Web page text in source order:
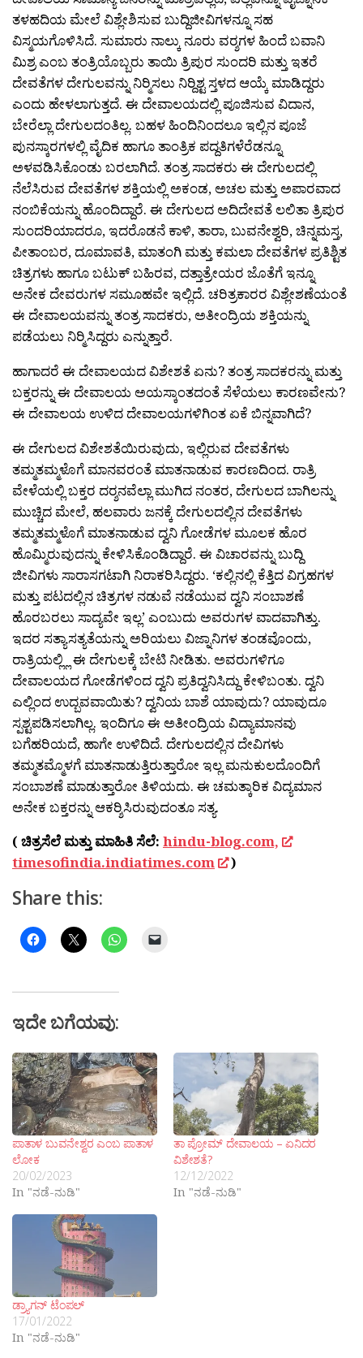
ತಳಹದಿಯ ಮೇಲೆ ವಿಶ್ಲೇಶಿಸುವ ಬುದ್ದಿಜೀವಿಗಳನ್ನೂ ಸಹ
ವಿಸ್ಮಯಗೊಳಿಸಿದೆ. ಸುಮಾರು ನಾಲ್ಕು ನೂರು ವರ‍್ಶಗಳ ಹಿಂದೆ ಬವಾನಿ
ಮಿಶ್ರ ಎಂಬ ತಂತ್ರಿಯೊಬ್ಬರು ತಾಯಿ ತ್ರಿಪುರ ಸುಂದರಿ ಮತ್ತು ಇತರೆ
ದೇವತೆಗಳ ದೇಗುಲವನ್ನು ನಿರ‍್ಮಿಸಲು ನಿರ‍್ದಿಶ್ಟ ಸ್ತಳದ ಆಯ್ಕೆ ಮಾಡಿದ್ದರು
ಎಂದು ಹೇಳಲಾಗುತ್ತದೆ. ಈ ದೇವಾಲಯದಲ್ಲಿ ಪೂಜಿಸುವ ವಿದಾನ,
ಬೇರೆಲ್ಲಾ ದೇಗುಲದಂತಿಲ್ಲ. ಬಹಳ ಹಿಂದಿನಿಂದಲೂ ಇಲ್ಲಿನ ಪೂಜೆ
ಪುನಸ್ಕಾರಗಳಲ್ಲಿ ವೈದಿಕ ಹಾಗೂ ತಾಂತ್ರಿಕ ಪದ್ದತಿಗಳೆರೆಡನ್ನೂ
ಅಳವಡಿಸಿಕೊಂಡು ಬರಲಾಗಿದೆ. ತಂತ್ರ ಸಾದಕರು ಈ ದೇಗುಲದಲ್ಲಿ
ನೆಲೆಸಿರುವ ದೇವತೆಗಳ ಶಕ್ತಿಯಲ್ಲಿ ಅಕಂಡ, ಅಚಲ ಮತ್ತು ಅಪಾರವಾದ
ನಂಬಿಕೆಯನ್ನು ಹೊಂದಿದ್ದಾರೆ. ಈ ದೇಗುಲದ ಅದಿದೇವತೆ ಲಲಿತಾ ತ್ರಿಪುರ
ಸುಂದರಿಯಾದರೂ, ಇದರೊಡನೆ ಕಾಳಿ, ತಾರಾ, ಬುವನೇಶ್ವರಿ, ಚಿನ್ನಮಸ್ತ,
ಪೀತಾಂಬರ, ದೂಮಾವತಿ, ಮಾತಂಗಿ ಮತ್ತು ಕಮಲಾ ದೇವತೆಗಳ ಪ್ರತಿಶ್ಟಿತ
ಚಿತ್ರಗಳು ಹಾಗೂ ಬಟುಕ್ ಬಹಿರವ, ದತ್ತಾತ್ರೇಯರ ಜೊತೆಗೆ ಇನ್ನೂ
ಅನೇಕ ದೇವರುಗಳ ಸಮೂಹವೇ ಇಲ್ಲಿದೆ. ಚರಿತ್ರಕಾರರ ವಿಶ್ಲೇಶಣೆಯಂತೆ
ಈ ದೇವಾಲಯವನ್ನು ತಂತ್ರ ಸಾದಕರು, ಅತೀಂದ್ರಿಯ ಶಕ್ತಿಯನ್ನು
ಪಡೆಯಲು ನಿರ‍್ಮಿಸಿದ್ದರು ಎನ್ನುತ್ತಾರೆ.
ಹಾಗಾದರೆ ಈ ದೇವಾಲಯದ ವಿಶೇಶತೆ ಏನು? ತಂತ್ರ ಸಾದಕರನ್ನು ಮತ್ತು
ಬಕ್ತರನ್ನು ಈ ದೇವಾಲಯ ಅಯಸ್ಕಾಂತದಂತೆ ಸೆಳೆಯಲು ಕಾರಣವೇನು?
ಈ ದೇವಾಲಯ ಉಳಿದ ದೇವಾಲಯಗಳಿಗಿಂತ ಏಕೆ ಬಿನ್ನವಾಗಿದೆ?
ಈ ದೇಗುಲದ ವಿಶೇಶತೆಯಿರುವುದು, ಇಲ್ಲಿರುವ ದೇವತೆಗಳು
ತಮ್ಮತಮ್ಮಳೊಗೆ ಮಾನವರಂತೆ ಮಾತನಾಡುವ ಕಾರಣದಿಂದ. ರಾತ್ರಿ
ವೇಳೆಯಲ್ಲಿ ಬಕ್ತರ ದರ‍್ಶನವೆಲ್ಲಾ ಮುಗಿದ ನಂತರ, ದೇಗುಲದ ಬಾಗಿಲನ್ನು
ಮುಚ್ಚಿದ ಮೇಲೆ, ಹಲವಾರು ಜನಕ್ಕೆ ದೇಗುಲದಲ್ಲಿನ ದೇವತೆಗಳು
ತಮ್ಮತಮ್ಮಳೊಗೆ ಮಾತನಾಡುವ ದ್ವನಿ ಗೋಡೆಗಳ ಮೂಲಕ ಹೊರ
ಹೊಮ್ಮಿರುವುದನ್ನು ಕೇಳಿಸಿಕೊಂಡಿದ್ದಾರೆ. ಈ ವಿಚಾರವನ್ನು ಬುದ್ದಿ
ಜೀವಿಗಳು ಸಾರಾಸಗಟಾಗಿ ನಿರಾಕರಿಸಿದ್ದರು. ‘ಕಲ್ಲಿನಲ್ಲಿ ಕೆತ್ತಿದ ವಿಗ್ರಹಗಳ
ಮತ್ತು ಪಟದಲ್ಲಿನ ಚಿತ್ರಗಳ ನಡುವೆ ನಡೆಯುವ ದ್ವನಿ ಸಂಬಾಶಣೆ
ಹೊರಬರಲು ಸಾದ್ಯವೇ ಇಲ್ಲ’ ಎಂಬುದು ಅವರುಗಳ ವಾದವಾಗಿತ್ತು.
ಇದರ ಸತ್ಯಾಸತ್ಯತೆಯನ್ನು ಅರಿಯಲು ವಿಜ್ನಾನಿಗಳ ತಂಡವೊಂದು,
ರಾತ್ರಿಯಲ್ಲ್ಲಿ ಈ ದೇಗುಲಕ್ಕೆ ಬೇಟಿ ನೀಡಿತು. ಅವರುಗಳಿಗೂ
ದೇವಾಲಯದ ಗೋಡೆಗಳಿಂದ ದ್ವನಿ ಪ್ರತಿದ್ವನಿಸಿದ್ದು ಕೇಳಿಬಂತು. ದ್ವನಿ
ಎಲ್ಲಿಂದ ಉದ್ಬವವಾಯಿತು? ದ್ವನಿಯ ಬಾಶೆ ಯಾವುದು? ಯಾವುದೂ
ಸ್ಪಶ್ಟಪಡಿಸಲಾಗಿಲ್ಲ. ಇಂದಿಗೂ ಈ ಅತೀಂದ್ರಿಯ ವಿದ್ಯಾಮಾನವು
ಬಗೆಹರಿಯದೆ, ಹಾಗೇ ಉಳಿದಿದೆ. ದೇಗುಲದಲ್ಲಿನ ದೇವಿಗಳು
ತಮ್ಮತಮ್ಮೊಳಗೆ ಮಾತನಾಡುತ್ತಿರುತ್ತಾರೋ ಇಲ್ಲ ಮನುಕುಲದೊಂದಿಗೆ
ಸಂಬಾಶಣೆ ಮಾಡುತ್ತಾರೋ ತಿಳಿಯದು. ಈ ಚಮತ್ಕಾರಿಕ ವಿದ್ಯಮಾನ
ಅನೇಕ ಬಕ್ತರನ್ನು ಆಕರ‍್ಶಿಸಿರುವುದಂತೂ ಸತ್ಯ.
( ಚಿತ್ರಸೆಲೆ ಮತ್ತು ಮಾಹಿತಿ ಸೆಲೆ: hindu-blog.com,
timesofindia.indiatimes.com
)
Share this:
ಇದೇ ಬಗೆಯವು:
ಪಾತಾಳ ಬುವನೇಶ್ವರ ಎಂಬ ಪಾತಾಳ
ಲೋಕ
20/02/2023
In "ನಡೆ-ನುಡಿ"
ತಾ ಪ್ರೋಮ್ ದೇವಾಲಯ – ಏನಿದರ
ವಿಶೇಶತೆ?
12/12/2022
In "ನಡೆ-ನುಡಿ"
ಡ್ರ‍್ಯಾಗನ್ ಟೆಂಪಲ್
17/01/2022
In "ನಡೆ-ನುಡಿ"